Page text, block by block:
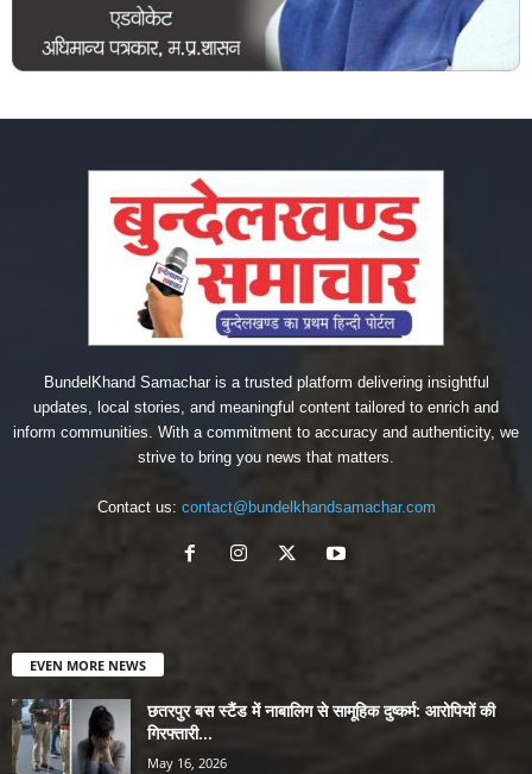
BundelKhand Samachar is a trusted platform delivering insightful
updates, local stories, and meaningful content tailored to enrich and
inform communities. With a commitment to accuracy and authenticity, we
strive to bring you news that matters.
Contact us: contact@bundelkhandsamachar.com
EVEN MORE NEWS
छतरपुर बस स्टैंड में नाबालिग से सामूहिक दुष्कर्म: आरोपियों की
गिरफ्तारी...
May 16, 2026